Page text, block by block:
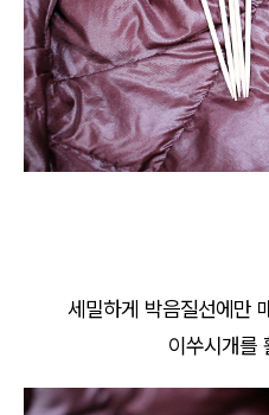
세밀하게 박음질선에만
이쑤시개를